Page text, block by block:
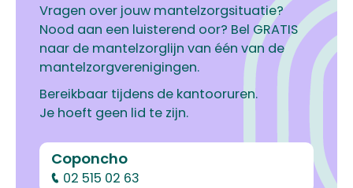
Vragen over jouw mantelzorgsituatie?
Nood aan een luisterend oor? Bel GRATIS
naar de mantelzorglijn van één van de
mantelzorgverenigingen.
Bereikbaar tijdens de kantooruren.
Je hoeft geen lid te zijn.
Coponcho
02 515 02 63